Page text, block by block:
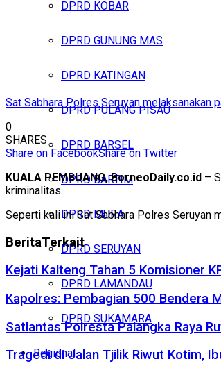
DPRD KOBAR
DPRD GUNUNG MAS
DPRD KATINGAN
DPRD PULANG PISAU
DPRD BARSEL
DPRD BARTIM
DPRD MURA
DPRD SERUYAN
DPRD LAMANDAU
DPRD SUKAMARA
Regional
Sat Sabhara Polres Seruyan
0
SHARES
Share on FacebookShare on Twitter
KUALA PEMBUANG, BorneoDaily.co.id –
kriminalitas.
Seperti kali ini Sat Sabhara Polres Seruyan
BeritaTerkait
Kejati Kalteng Tahan 5 Komisioner
Kapolres: Pembagian 500 Bendera
Satlantas Polresta Palangka Raya
Tragedi di Jalan Tjilik Riwut Kotim,